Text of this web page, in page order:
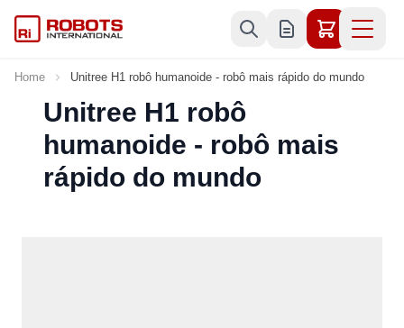
Home Unitree H1 robô humanoide - robô mais rápido do mundo
Unitree H1 robô
humanoide - robô mais
rápido do mundo